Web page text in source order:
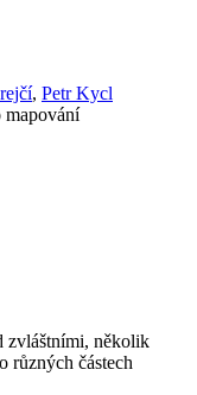
, Petr Kycl
mapování
zvláštními, několik
různých částech